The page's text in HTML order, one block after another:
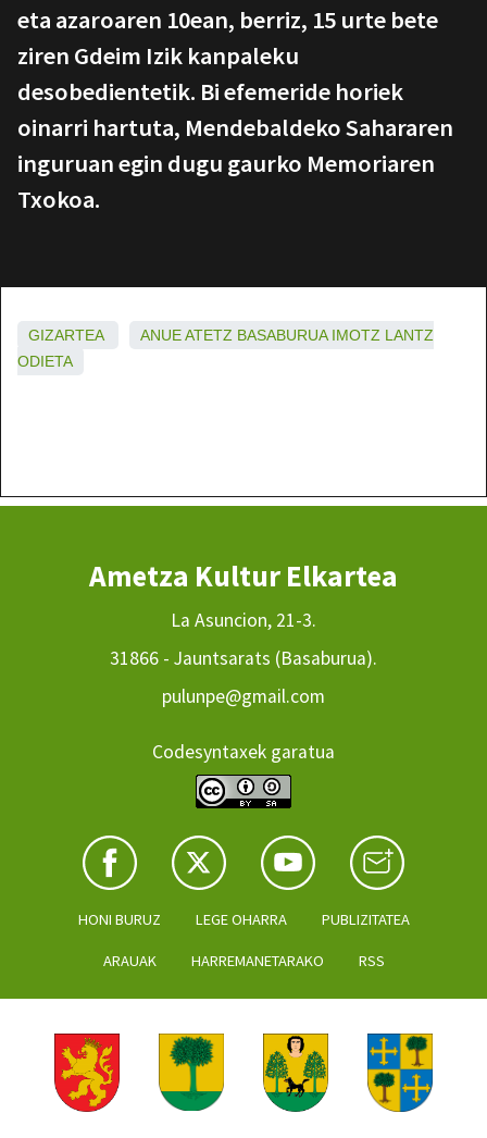
eta azaroaren 10ean, berriz, 15 urte bete
ziren Gdeim Izik kanpaleku
desobedientetik. Bi efemeride horiek
oinarri hartuta, Mendebaldeko Sahararen
inguruan egin dugu gaurko Memoriaren
Txokoa.
GIZARTEA ANUEATETZ BASABURUA IMOTZ LANTZ
ODIETA
Ametza Kultur Elkartea
La Asuncion, 21-3.
31866 - Jauntsarats (Basaburua).
pulunpe@gmail.com
Codesyntaxek garatua
HONI BURUZ LEGE OHARRA PUBLIZITATEA
ARAUAK HARREMANETARAKO RSS